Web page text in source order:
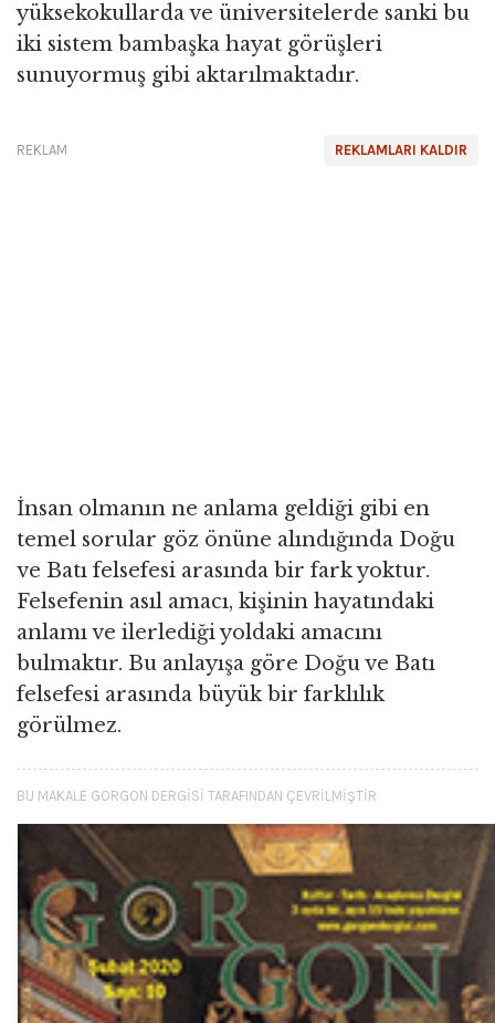
yüksekokullarda ve üniversitelerde sanki bu
iki sistem bambaşka hayat görüşleri
sunuyormuş gibi aktarılmaktadır.
REKLAMLARI KALDIR
REKLAM
İnsan olmanın ne anlama geldiği gibi en
temel sorular göz önüne alındığında Doğu
ve Batı felsefesi arasında bir fark yoktur.
Felsefenin asıl amacı, kişinin hayatındaki
anlamı ve ilerlediği yoldaki amacını
bulmaktır. Bu anlayışa göre Doğu ve Batı
felsefesi arasında büyük bir farklılık
görülmez.
BU MAKALE GORGON DERGISI TARAFINDAN ÇEVRILMIŞTIR